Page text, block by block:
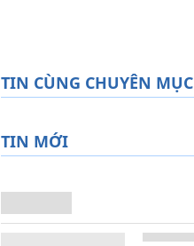
TIN CÙNG CHUYÊN MỤC
TIN MỚI